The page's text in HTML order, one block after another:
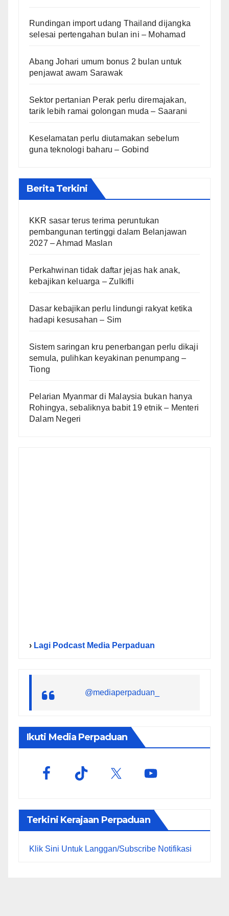
Rundingan import udang Thailand dijangka
selesai pertengahan bulan ini – Mohamad
Abang Johari umum bonus 2 bulan untuk
penjawat awam Sarawak
Sektor pertanian Perak perlu diremajakan,
tarik lebih ramai golongan muda – Saarani
Keselamatan perlu diutamakan sebelum
guna teknologi baharu – Gobind
Berita Terkini
KKR sasar terus terima peruntukan
pembangunan tertinggi dalam Belanjawan
2027 – Ahmad Maslan
Perkahwinan tidak daftar jejas hak anak,
kebajikan keluarga – Zulkifli
Dasar kebajikan perlu lindungi rakyat ketika
hadapi kesusahan – Sim
Sistem saringan kru penerbangan perlu dikaji
semula, pulihkan keyakinan penumpang –
Tiong
Pelarian Myanmar di Malaysia bukan hanya
Rohingya, sebaliknya babit 19 etnik – Menteri
Dalam Negeri
› Lagi Podcast Media Perpaduan
@mediaperpaduan_
Ikuti Media Perpaduan
Terkini Kerajaan Perpaduan
Klik Sini Untuk Langgan/Subscribe Notifikasi